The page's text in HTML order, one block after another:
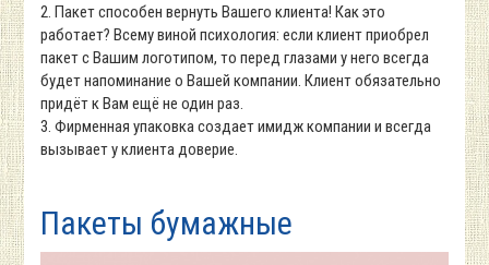
2. Пакет способен вернуть Вашего клиента! Как это
работает? Всему виной психология: если клиент приобрел
пакет с Вашим логотипом, то перед глазами у него всегда
будет напоминание о Вашей компании. Клиент обязательно
придёт к Вам ещё не один раз.
3. Фирменная упаковка создает имидж компании и всегда
вызывает у клиента доверие.
Пакеты бумажные